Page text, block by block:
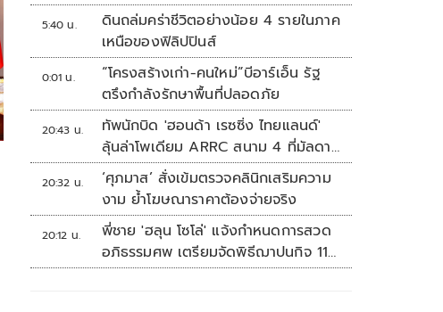
5:40 น.
ดินถล่มคร่าชีวิตอย่างน้อย 4 รายในภาค
เหนือของฟิลิปปินส์
0:01 น.
“โครงสร้างเก่า-คนใหม่”บีอาร์เอ็น รัฐ
ตรึงกำลังรักษาพื้นที่ปลอดภัย
20:43 น.
ทัพนักบิด 'ฮอนด้า เรซซิ่ง ไทยแลนด์'
ลุ้นล่าโพเดียม ARRC สนาม 4 ที่มัลดาลิ
กา
20:32 น.
‘ศุภมาส’ สั่งเข้มตรวจคลินิกเสริมความ
งาม ย้ำโฆษณาราคาต้องจ่ายจริง
20:12 น.
พี่ชาย 'ฮลุน โซโล่' แจ้งกำหนดการสวด
อภิธรรมศพ เตรียมจัดพิธีฌาปนกิจ 11
ส.ค.